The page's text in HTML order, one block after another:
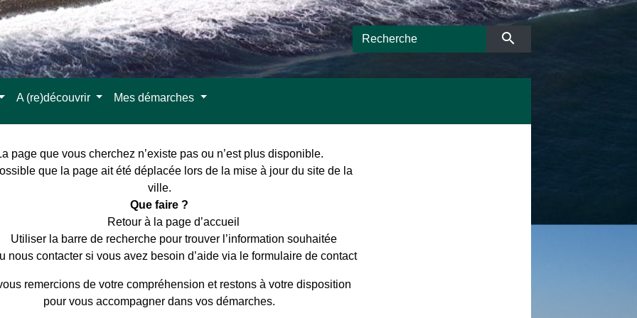
search
A (re)découvrir Mes démarches
page que vous cherchez n’existe pas ou n’est plus disponible.
que la page ait été déplacée lors de la mise à jour du site de la
ville.
Que faire ?
Retour à la page d’accueil
Utiliser la barre de recherche pour trouver l’information souhaitée
nous contacter si vous avez besoin d’aide via le formulaire de contact
remercions de votre compréhension et restons à votre disposition
pour vous accompagner dans vos démarches.